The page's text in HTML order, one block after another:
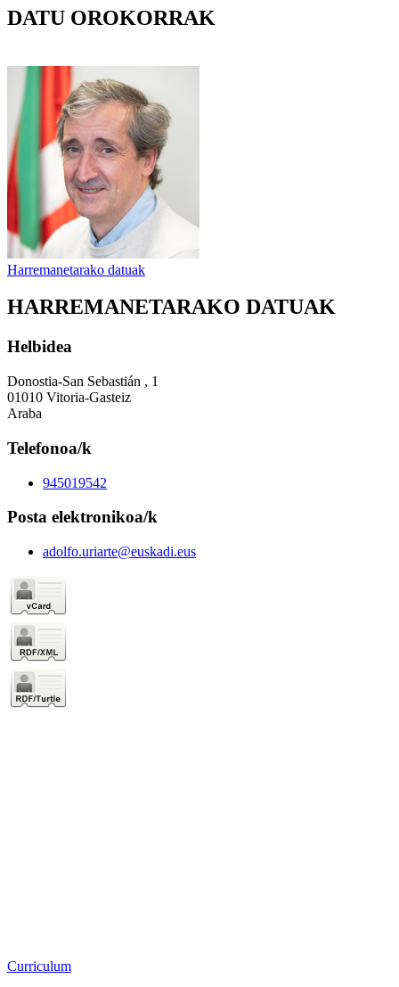
DATU OROKORRAK
Harremanetarako datuak
HARREMANETARAKO DATUAK
Helbidea
Donostia-San Sebastián , 1
01010 Vitoria-Gasteiz
Araba
Telefonoa/k
945019542
Posta elektronikoa/k
adolfo.uriarte@euskadi.eus
Curriculum